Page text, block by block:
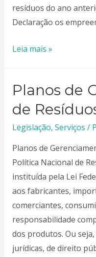
resíduos do ano
Declaração os
Declaração
Resíduos
Sólidos
Leia mais »
Planos de
de
Legislação, Serviços /
Planos de
Política Nacional de
instituída pela Lei
aos fabricantes,
comerciantes,
responsabilidade
dos produtos. Ou
jurídicas, de direito